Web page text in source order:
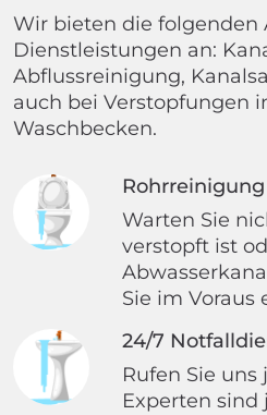
Wir bieten die folgenden
Dienstleistungen an:
Abflussreinigung,
auch bei Verstopfungen
Waschbecken.
Warten Sie
verstopft ist
Sie im Voraus
24/7
Rufen Sie uns
Experten sind